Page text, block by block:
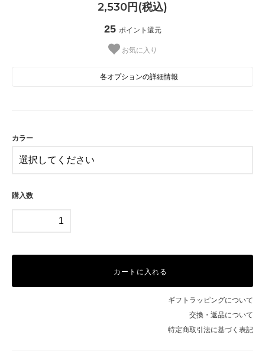
2,530円(税込)
25 ポイント還元
お気に入り
各オプションの詳細情報
F(ハローキティ)
カラー
購入数
カートに入れる
ギフトラッピングについて
交換・返品について
特定商取引法に基づく表記